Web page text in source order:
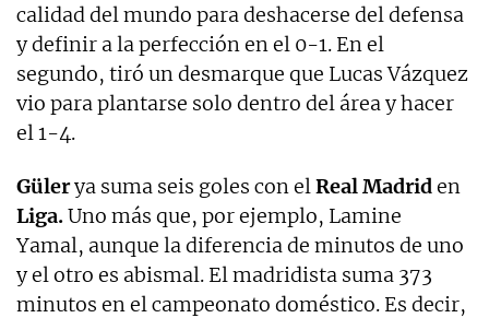
calidad del mundo para deshacerse del defensa
y definir a la perfección en el 0-1. En el
segundo, tiró un desmarque que Lucas Vázquez
vio para plantarse solo dentro del área y hacer
el 1-4.
Gülerya suma seis goles con elReal Madriden
Liga.Uno más que, por ejemplo, Lamine
Yamal, aunque la diferencia de minutos de uno
y el otro es abismal. El madridista suma 373
minutos en el campeonato doméstico. Es decir,